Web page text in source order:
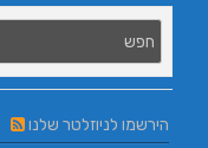
הירשמו לניוזלטר שלנו